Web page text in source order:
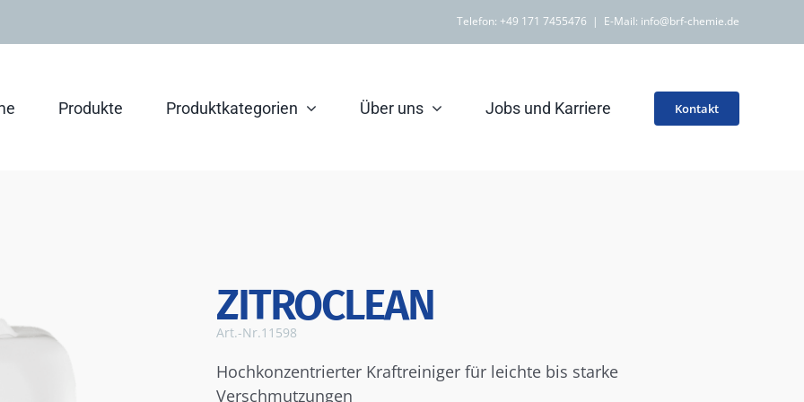
Telefon: +49 171 7455476 | E-Mail: info@brf-chemie.de
Produkte Produktkategorien Über uns Jobs und Karriere Kontakt
ZITROCLEAN
Art.-Nr.11598
Hochkonzentrierter Kraftreiniger für leichte bis starke
Verschmutzungen